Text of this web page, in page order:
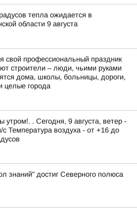
тепла ожидается в
области 9 августа
свой профессиональный праздник
строители – люди, чьими руками
дома, школы, больницы, дороги,
целые города
утром!. . Сегодня, 9 августа, ветер -
с Температура воздуха - от +16 до
знаний" достиг Северного полюса